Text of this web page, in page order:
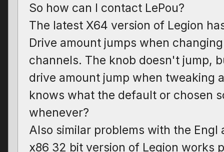
So how can I contact LePou?
The latest X64 version of Legion
Drive amount jumps when
channels. The knob doesn't jump,
drive amount jump when tweaking
knows what the default or chosen
whenever?
Also similar problems with the Engl
x86 32 bit version of Legion works